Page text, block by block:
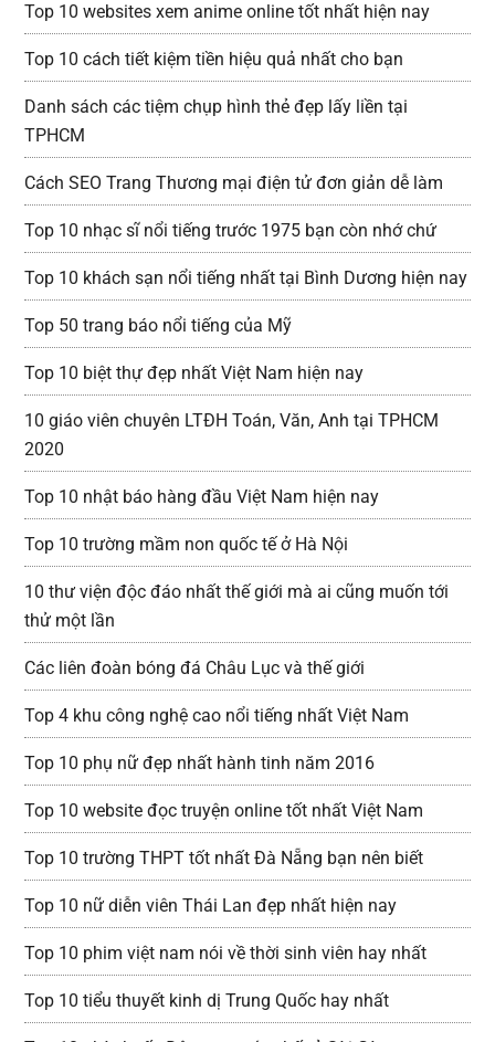
Top 10 websites xem anime online tốt nhất hiện nay
Top 10 cách tiết kiệm tiền hiệu quả nhất cho bạn
Danh sách các tiệm chụp hình thẻ đẹp lấy liền tại
TPHCM
Cách SEO Trang Thương mại điện tử đơn giản dễ làm
Top 10 nhạc sĩ nổi tiếng trước 1975 bạn còn nhớ chứ
Top 10 khách sạn nổi tiếng nhất tại Bình Dương hiện nay
Top 50 trang báo nổi tiếng của Mỹ
Top 10 biệt thự đẹp nhất Việt Nam hiện nay
10 giáo viên chuyên LTĐH Toán, Văn, Anh tại TPHCM
2020
Top 10 nhật báo hàng đầu Việt Nam hiện nay
Top 10 trường mầm non quốc tế ở Hà Nội
10 thư viện độc đáo nhất thế giới mà ai cũng muốn tới
thử một lần
Các liên đoàn bóng đá Châu Lục và thế giới
Top 4 khu công nghệ cao nổi tiếng nhất Việt Nam
Top 10 phụ nữ đẹp nhất hành tinh năm 2016
Top 10 website đọc truyện online tốt nhất Việt Nam
Top 10 trường THPT tốt nhất Đà Nẵng bạn nên biết
Top 10 nữ diễn viên Thái Lan đẹp nhất hiện nay
Top 10 phim việt nam nói về thời sinh viên hay nhất
Top 10 tiểu thuyết kinh dị Trung Quốc hay nhất